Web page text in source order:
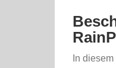
grösseres
Bild
In